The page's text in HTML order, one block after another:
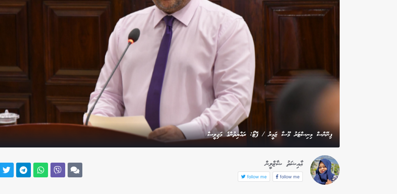
ފިނޭންސް މިނިސްޓަރު މޫސާ ޒަމީރު / ފޮޓޯ: ރައްޔިތުންގެ މަޖިލީސް
ޢާއިޝަތު ޝާޒްލީން
follow me
follow me